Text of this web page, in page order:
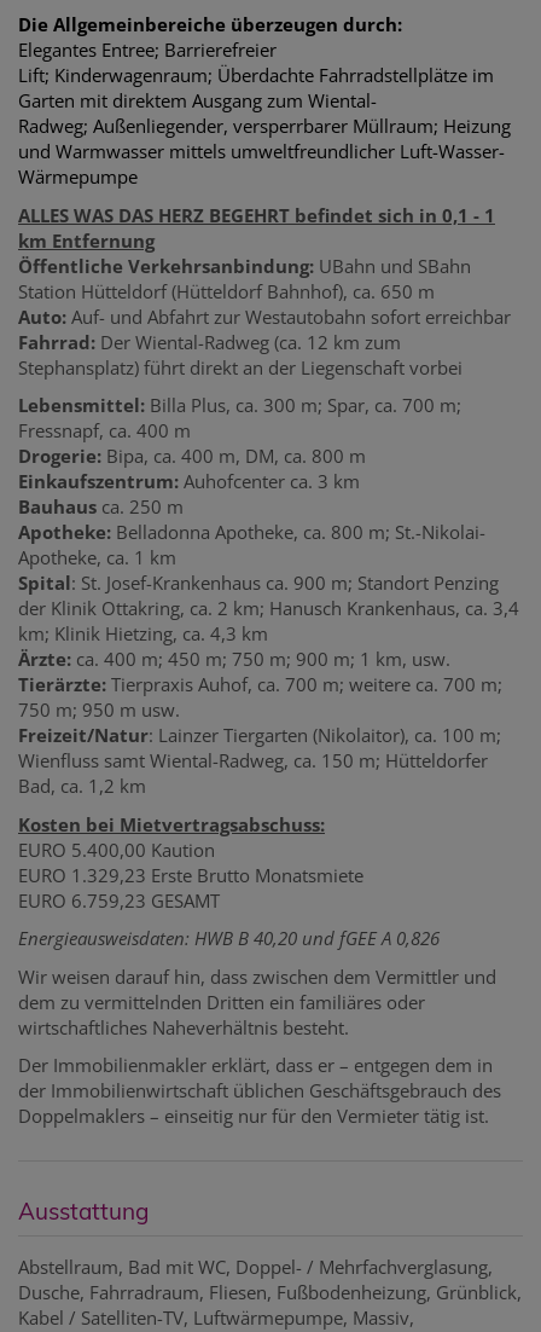
Die Allgemeinbereiche überzeugen durch:
Elegantes Entree; Barrierefreier
Lift; Kinderwagenraum; Überdachte Fahrradstellplätze im
Garten mit direktem Ausgang zum Wiental-
Radweg; Außenliegender, versperrbarer Müllraum; Heizung
und Warmwasser mittels umwelt­freundlicher Luft-Wasser-
Wärmepumpe
ALLES WAS DAS HERZ BEGEHRT befindet sich in 0,1 - 1
km Entfernung
Öffentliche Verkehrsanbindung: UBahn und SBahn
Station Hütteldorf (Hütteldorf Bahnhof), ca. 650 m
Auto: Auf- und Abfahrt zur Westautobahn sofort erreichbar
Fahrrad: Der Wiental-Radweg (ca. 12 km zum
Stephansplatz) führt direkt an der Liegenschaft vorbei
Lebensmittel: Billa Plus, ca. 300 m; Spar, ca. 700 m;
Fressnapf, ca. 400 m
Drogerie: Bipa, ca. 400 m, DM, ca. 800 m
Einkaufszentrum: Auhofcenter ca. 3 km
Bauhaus ca. 250 m
Apotheke: Belladonna Apotheke, ca. 800 m; St.-Nikolai-
Apotheke, ca. 1 km
Spital: St. Josef-Krankenhaus ca. 900 m; Standort Penzing
der Klinik Ottakring, ca. 2 km; Hanusch Krankenhaus, ca. 3,4
km; Klinik Hietzing, ca. 4,3 km
Ärzte: ca. 400 m; 450 m; 750 m; 900 m; 1 km, usw.
Tierärzte: Tierpraxis Auhof, ca. 700 m; weitere ca. 700 m;
750 m; 950 m usw.
Freizeit/Natur: Lainzer Tiergarten (Nikolaitor), ca. 100 m;
Wienfluss samt Wiental-Radweg, ca. 150 m; Hütteldorfer
Bad, ca. 1,2 km
Kosten bei Mietvertragsabschuss:
EURO 5.400,00 Kaution
EURO 1.329,23 Erste Brutto Monatsmiete
EURO 6.759,23 GESAMT
Energieausweisdaten: HWB B 40,20 und fGEE A 0,826
Wir weisen darauf hin, dass zwischen dem Vermittler und
dem zu vermittelnden Dritten ein familiäres oder
wirtschaftliches Naheverhältnis besteht.
Der Immobilienmakler erklärt, dass er – entgegen dem in
der Immobilienwirtschaft üblichen Geschäftsgebrauch des
Doppelmaklers – einseitig nur für den Vermieter tätig ist.
Ausstattung
Abstellraum Bad mit WC Doppel- / Mehrfachverglasung
Dusche Fahrradraum Fliesen Fußbodenheizung Grünblick
Kabel / Satelliten-TV Luftwärmepumpe Massiv